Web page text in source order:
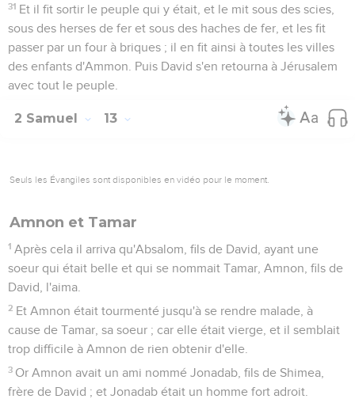
31 Et il fit sortir le peuple qui y était, et le mit sous des scies,
sous des herses de fer et sous des haches de fer, et les fit
passer par un four à briques ; il en fit ainsi à toutes les villes
des enfants d'Ammon. Puis David s'en retourna à Jérusalem
avec tout le peuple.
2 Samuel 13
Seuls les Évangiles sont disponibles en vidéo pour le moment.
Amnon et Tamar
1 Après cela il arriva qu'Absalom, fils de David, ayant une
soeur qui était belle et qui se nommait Tamar, Amnon, fils de
David, l'aima.
2 Et Amnon était tourmenté jusqu'à se rendre malade, à
cause de Tamar, sa soeur ; car elle était vierge, et il semblait
trop difficile à Amnon de rien obtenir d'elle.
3 Or Amnon avait un ami nommé Jonadab, fils de Shimea,
frère de David ; et Jonadab était un homme fort adroit.